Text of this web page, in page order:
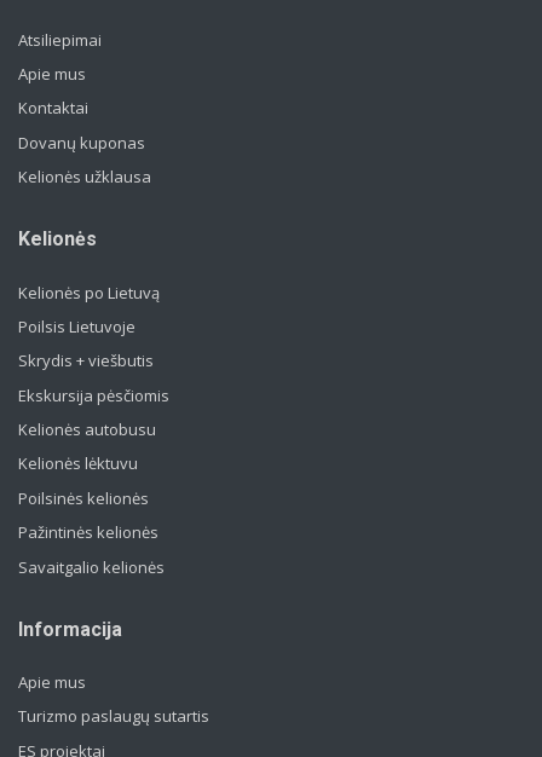
Atsiliepimai
Apie mus
Kontaktai
Dovanų kuponas
Kelionės užklausa
Kelionės
Kelionės po Lietuvą
Poilsis Lietuvoje
Skrydis + viešbutis
Ekskursija pėsčiomis
Kelionės autobusu
Kelionės lėktuvu
Poilsinės kelionės
Pažintinės kelionės
Savaitgalio kelionės
Informacija
Apie mus
Turizmo paslaugų sutartis
ES projektai